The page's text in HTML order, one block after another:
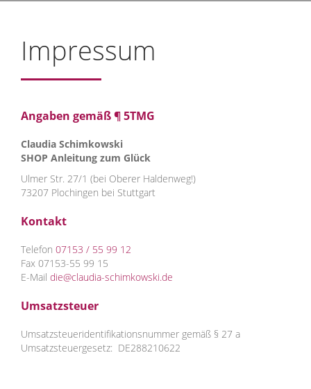
Impressum
Angaben gemäß ¶ 5TMG
Claudia Schimkowski
SHOP Anleitung zum Glück
Ulmer Str. 27/1 (bei Oberer Haldenweg!)
73207 Plochingen bei Stuttgart
Kontakt
Telefon 07153 / 55 99 12
Fax 07153-55 99 15
E-Mail die@claudia-schimkowski.de
Umsatzsteuer
Umsatzsteueridentifikationsnummer gemäß § 27 a
Umsatzsteuergesetz: DE288210622